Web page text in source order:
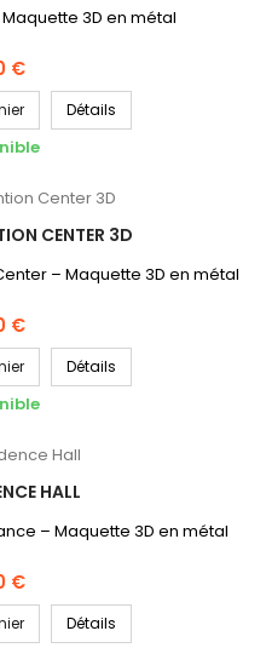
Maquette 3D en métal
€
Détails
CENTER 3D
– Maquette 3D en métal
€
Détails
HALL
– Maquette 3D en métal
€
Détails